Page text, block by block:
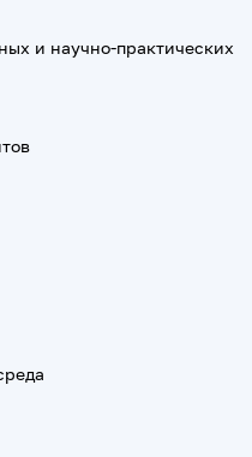
и научно-практических